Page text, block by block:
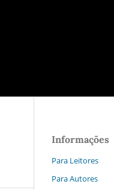
Informações
Para Leitores
Para Autores